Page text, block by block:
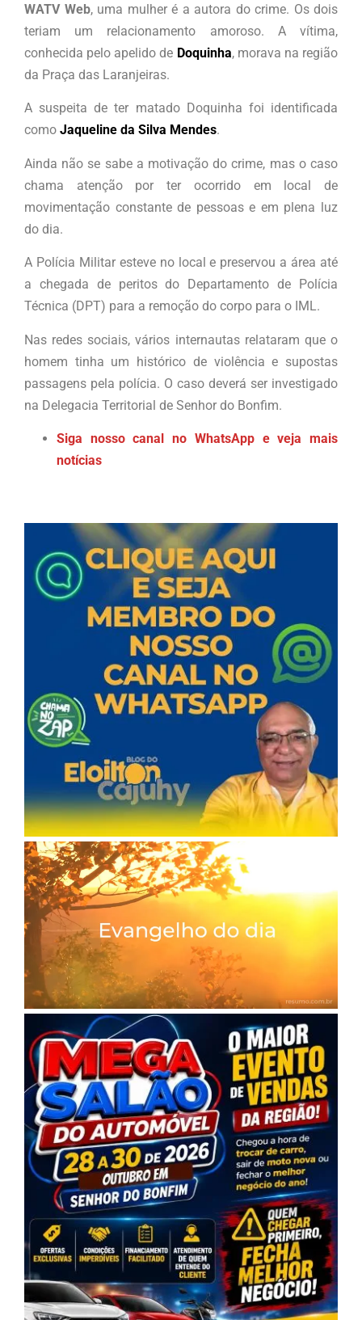
WATV Web, uma mulher é a autora do crime. Os dois
teriam um relacionamento amoroso. A vítima,
conhecida pelo apelido de Doquinha, morava na região
da Praça das Laranjeiras.
A suspeita de ter matado Doquinha foi identificada
como Jaqueline da Silva Mendes.
Ainda não se sabe a motivação do crime, mas o caso
chama atenção por ter ocorrido em local de
movimentação constante de pessoas e em plena luz
do dia.
A Polícia Militar esteve no local e preservou a área até
a chegada de peritos do Departamento de Polícia
Técnica (DPT) para a remoção do corpo para o IML.
Nas redes sociais, vários internautas relataram que o
homem tinha um histórico de violência e supostas
passagens pela polícia. O caso deverá ser investigado
na Delegacia Territorial de Senhor do Bonfim.
Siga nosso canal no WhatsApp e veja mais
notícias